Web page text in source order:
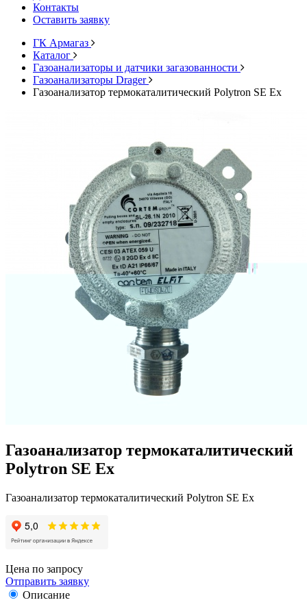
Контакты
Оставить заявку
ГК Армагаз
Каталог
Газоанализаторы и датчики загазованности
Газоанализаторы Drager
Газоанализатор термокаталитический Polytron SE Ex
Газоанализатор термокаталитический
Polytron SE Ex
Газоанализатор термокаталитический Polytron SE Ex
Цена по запросу
Отправить заявку
Описание